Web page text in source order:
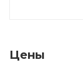
Цены